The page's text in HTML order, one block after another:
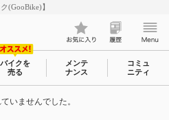
(GooBike)】
バイクを
売る
メンテ
ナンス
コミュ
ニティ
いませんでした。